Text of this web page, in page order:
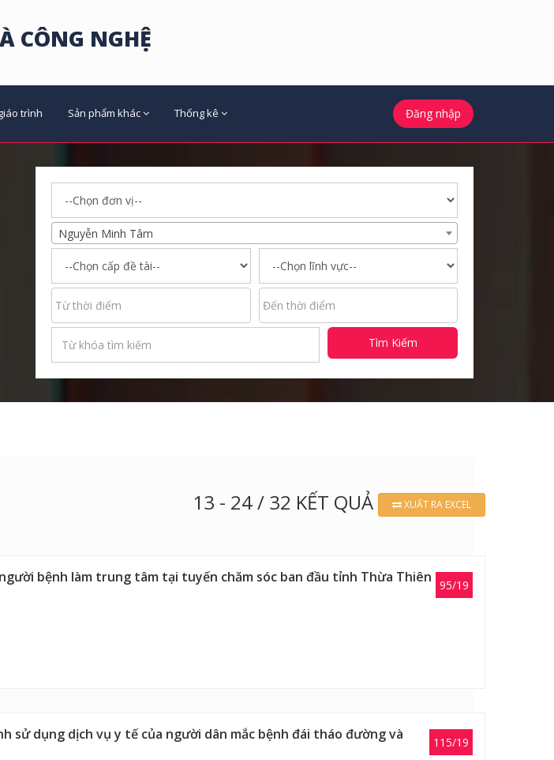
CÔNG NGHỆ
trình Sản phẩm khác Thống kê Đăng nhập
Nguyễn Minh Tâm
Tìm Kiếm
13 - 24 / 32 KẾT QUẢ XUẤT RA EXCEL
95/19
bệnh làm trung tâm tại tuyến chăm sóc ban đầu tỉnh Thừa Thiên
115/19
sử dụng dịch vụ y tế của người dân mắc bệnh đái tháo đường và